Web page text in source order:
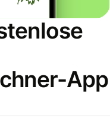
App